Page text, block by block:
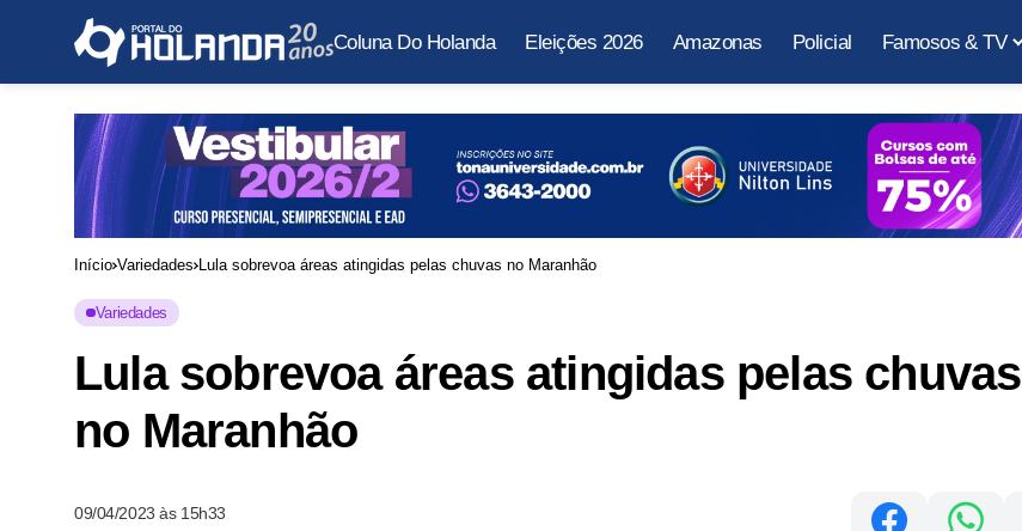
Coluna Do Holanda Eleições 2026 Amazonas Policial Famosos & TV
Início Variedades Lula sobrevoa áreas atingidas pelas chuvas no Maranhão
Variedades
Lula sobrevoa áreas atingidas pelas chuvas
no Maranhão
09/04/2023 às 15h33